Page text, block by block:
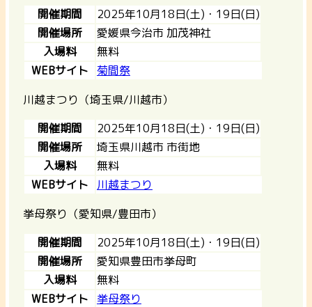
開催期間
2025年10月18日(土)・19日(日)
開催場所
愛媛県今治市 加茂神社
入場料
無料
WEBサイト 菊間祭
川越まつり（埼玉県/川越市）
開催期間
2025年10月18日(土)・19日(日)
開催場所
埼玉県川越市 市街地
入場料
無料
WEBサイト
川越まつり
挙母祭り（愛知県/豊田市）
開催期間
2025年10月18日(土)・19日(日)
開催場所
愛知県豊田市挙母町
入場料
無料
WEBサイト
挙母祭り